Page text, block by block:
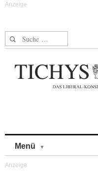
Suche nach:
Menü